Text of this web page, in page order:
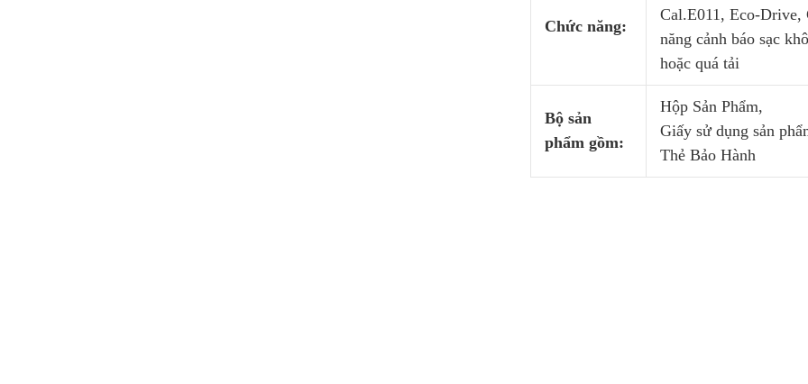
Chức năng:
Cal.E011, Eco-Drive,
năng cảnh báo sạc
hoặc quá tải
Bộ sản
phẩm gồm:
Hộp Sản Phẩm,
Giấy sử dụng sản
Thẻ Bảo Hành